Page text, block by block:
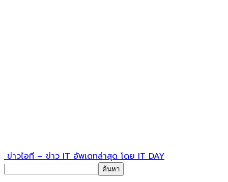
ข่าวไอที – ข่าว IT อัพเดทล่าสุด โดย IT DAY